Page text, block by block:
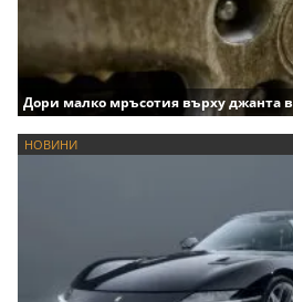
Дори малко мръсотия върху джанта
НОВИНИ